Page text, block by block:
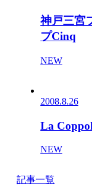
神戸三宮
プCinq
NEW
2008.8.26
La
NEW
記事一覧